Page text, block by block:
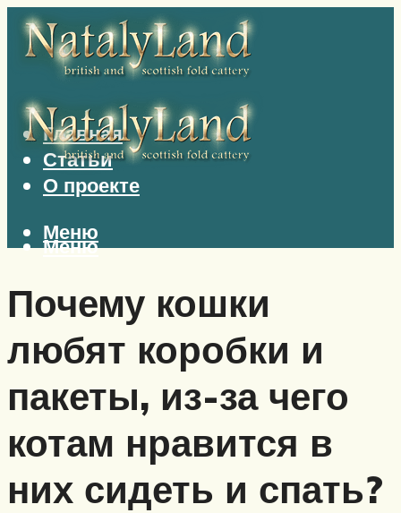
Главная
Статьи
О проекте
Меню
Меню
Почему кошки
любят коробки и
пакеты, из-за чего
котам нравится в
них сидеть и спать?